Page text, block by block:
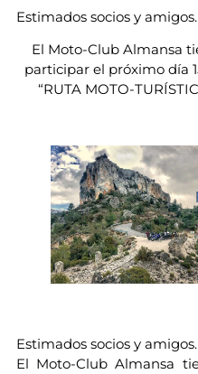
Estimados socios y amigos.
El Moto-Club Almansa
participar el próximo día
“RUTA MOTO-
Estimados socios y amigos.
El Moto-Club Almansa